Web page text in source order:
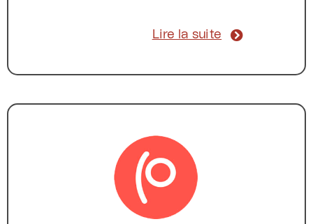
Lire la suite